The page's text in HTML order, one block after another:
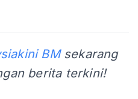
BMsekarang
berita terkini!